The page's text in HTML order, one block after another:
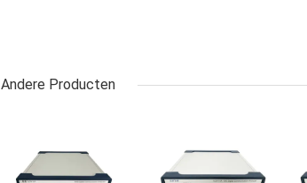
Andere Producten